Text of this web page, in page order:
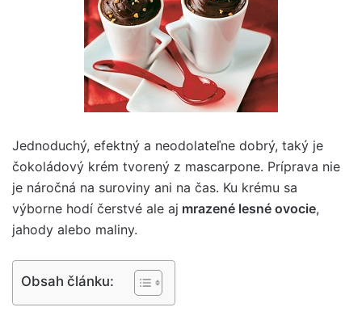
Jednoduchý, efektný a neodolateľne dobrý, taký je
čokoládový krém tvorený z mascarpone. Príprava nie
je náročná na suroviny ani na čas. Ku krému sa
výborne hodí čerstvé ale aj mrazené lesné ovocie,
jahody alebo maliny.
Obsah článku: